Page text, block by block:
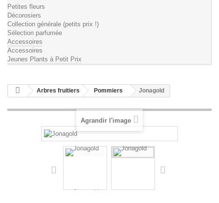
Petites fleurs
Décorosiers
Collection générale (petits prix !)
Sélection parfumée
Accessoires
Accessoires
Jeunes Plants à Petit Prix
Arbres fruitiers Pommiers Jonagold
Agrandir l'image